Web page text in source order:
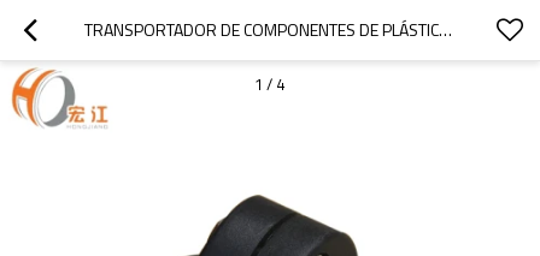
TRANSPORTADOR DE COMPONENTES DE PLÁSTICO H339 T ABRAZADERAS PARA TUBO
1 / 4